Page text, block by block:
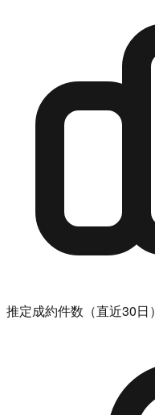
推定成約件数（直近30日）